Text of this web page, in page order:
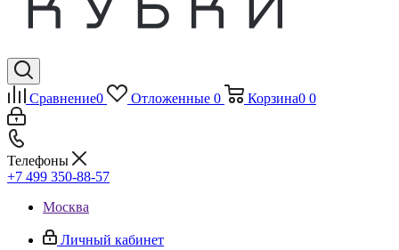
Сравнение0 Отложенные 0 Корзина0 0
Телефоны
+7 499 350-88-57
Москва
Личный кабинет